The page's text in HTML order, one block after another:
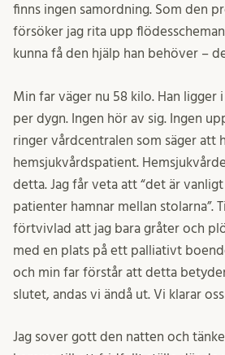
finns ingen samordning. Som den
försöker jag rita upp
kunna få den hjälp han behöver –
Min far väger nu 58 kilo. Han ligger
per dygn. Ingen hör av sig. Ingen
ringer vårdcentralen som säger att
hemsjukvårdspatient.
detta. Jag får veta att “det är
patienter hamnar mellan stolarna”.
förtvivlad att jag bara gråter och
med en plats på ett palliativt
och min far förstår att detta
slutet, andas vi ändå ut. Vi klarar
Jag sover gott den natten och